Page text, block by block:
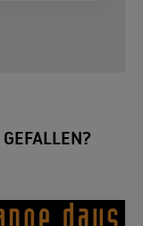
GEFALLEN?